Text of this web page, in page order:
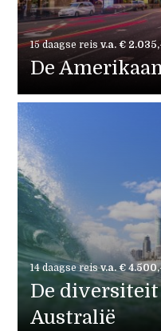
15 daagse reisv.a. €
De
14 daagse reisv.a. €
De
Australië